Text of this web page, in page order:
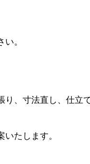
。
、寸法直し、仕立
たします。